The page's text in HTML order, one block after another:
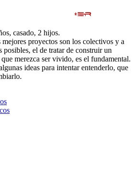
casado, 2 hijos.
proyectos son los colectivos y a
el de tratar de construir un
merezca ser vivido, es el fundamental.
ideas para intentar entenderlo, que